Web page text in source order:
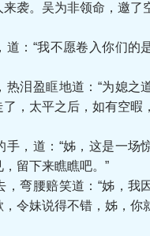
袭。吴为非领命，邀了
：“我不愿卷入你们的
泪盈眶地道：“为媳之
，太平之后，如有空暇
，道：“姊，这是一场
留下来瞧瞧吧。”
弯腰赔笑道：“姊，我
令妹说得不错，姊，你